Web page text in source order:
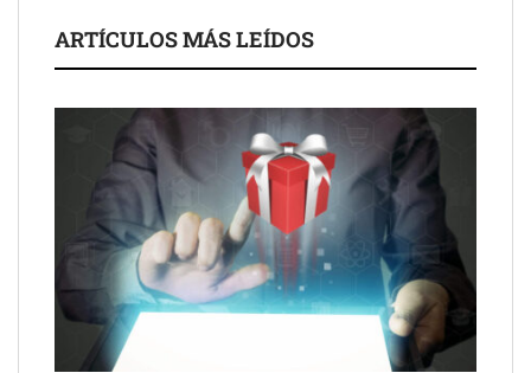
Schaeffler mejora su rentabilidad en el primer semestre de 2026
NOVA: innovación y diseño que transforman espacios de la
mano de Tormo Franquicias
ARTÍCULOS MÁS LEÍDOS